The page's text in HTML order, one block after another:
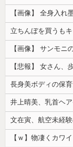
文在寅、航空未経
【ｗ】物凄くカワ